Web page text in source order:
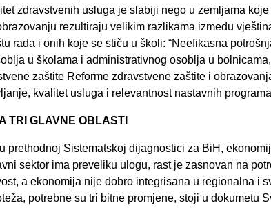
zdravstvenih usluga je slabiji nego u zemljama
rezultiraju velikim razlikama između
rada i onih koje se stiču u školi: “Neefikasna
u školama i administrativnog osoblja u
zaštite Reforme zdravstvene zaštite i
kvalitet usluga i relevantnost nastavnih
TRI GLAVNE OBLASTI
prethodnoj Sistematskoj dijagnostici za BiH,
sektor ima preveliku ulogu, rast je zasnovan na
a ekonomija nije dobro integrisana u regionalna i
potrebne su tri bitne promjene, stoji u dokumetu